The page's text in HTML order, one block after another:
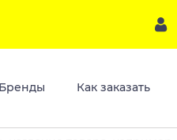
Бренды Как заказать